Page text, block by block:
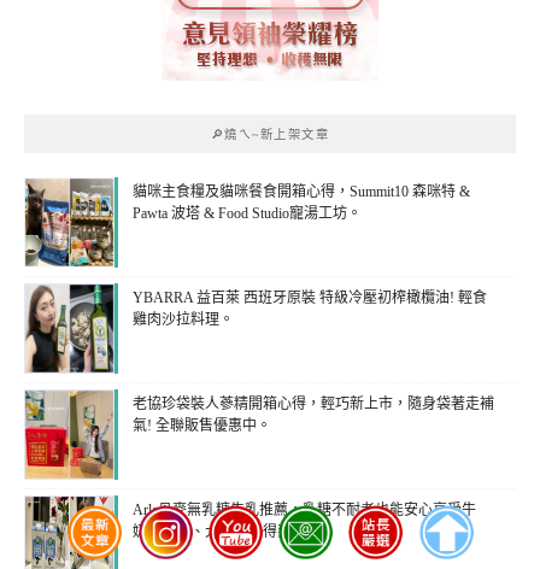
🔎燒ㄟ~新上架文章
貓咪主食糧及貓咪餐食開箱心得，Summit10 森咪特 &
Pawta 波塔 & Food Studio寵湯工坊。
YBARRA 益百萊 西班牙原裝 特級冷壓初榨橄欖油! 輕食
雞肉沙拉料理。
老協珍袋裝人蔘精開箱心得，輕巧新上市，隨身袋著走補
氣! 全聯販售優惠中。
Arla丹麥無乳糖牛乳推薦，乳糖不耐者也能安心享受牛
奶，全聯、大潤發買得到!